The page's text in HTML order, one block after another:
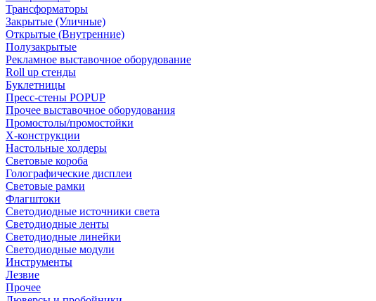
Трансформаторы
Закрытые (Уличные)
Открытые (Внутренние)
Полузакрытые
Рекламное выставочное оборудование
Roll up стенды
Буклетницы
Пресс-стены POPUP
Прочее выставочное оборудования
Промостолы/промостойки
Х-конструкции
Настольные холдеры
Световые короба
Голографические дисплеи
Световые рамки
Флагштоки
Светодиодные источники света
Светодиодные ленты
Светодиодные линейки
Светодиодные модули
Инструменты
Лезвие
Прочее